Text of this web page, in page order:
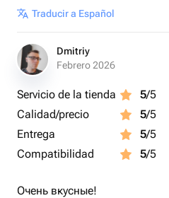
Traducir a Español
Dmitriy
Febrero 2026
Servicio de la tienda 5/5
Calidad/precio
5/5
Entrega
5/5
Compatibilidad
5/5
Очень вкусные!